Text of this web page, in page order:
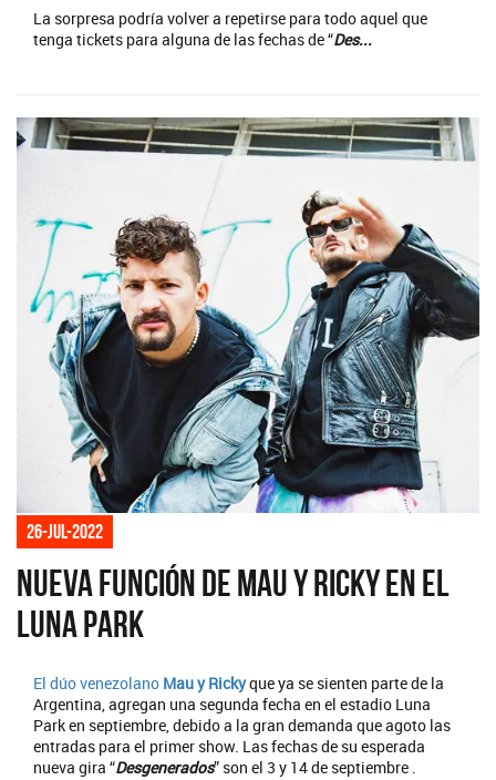
La sorpresa podría volver a repetirse para todo aquel que
tenga tickets para alguna de las fechas de “Des...
26-jul-2022
Nueva función de Mau y Ricky en el
Luna Park
El dúo venezolano Mau y Rickyque ya se sienten parte de la
Argentina, agregan una segunda fecha en el estadio Luna
Park en septiembre, debido a la gran demanda que agoto las
entradas para el primer show. Las fechas de su esperada
nueva gira “Desgenerados” son el 3 y 14 de septiembre .